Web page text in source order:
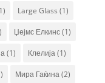
Large Glass (1)
Џејмс Елкинс(1)
(1) Клелија(1)
Мира Гаќина(2)